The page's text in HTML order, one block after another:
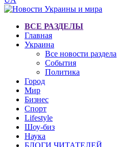
ВСЕ РАЗДЕЛЫ
Главная
Украина
Все новости раздела
События
Политика
Город
Мир
Бизнес
Спорт
Lifestyle
Шоу-биз
Наука
БЛОГИ ЧИТАТЕЛЕЙ